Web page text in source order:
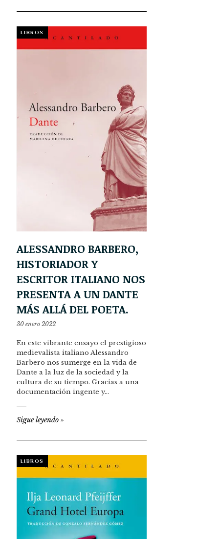
LIBROS
ALESSANDRO BARBERO,
HISTORIADOR Y
ESCRITOR ITALIANO NOS
PRESENTA A UN DANTE
MÁS ALLÁ DEL POETA.
30 enero 2022
En este vibrante ensayo el prestigioso
medievalista italiano Alessandro
Barbero nos sumerge en la vida de
Dante a la luz de la sociedad y la
cultura de su tiempo. Gracias a una
documentación ingente y…
Sigue leyendo »
LIBROS